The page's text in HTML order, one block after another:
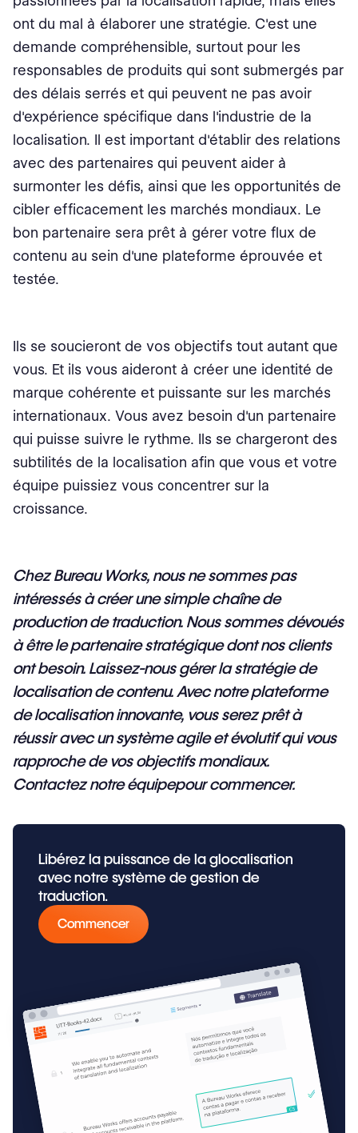
ont du mal à élaborer une stratégie. C'est une
demande compréhensible, surtout pour les
responsables de produits qui sont submergés par
des délais serrés et qui peuvent ne pas avoir
d'expérience spécifique dans l'industrie de la
localisation. Il est important d'établir des relations
avec des partenaires qui peuvent aider à
surmonter les défis, ainsi que les opportunités de
cibler efficacement les marchés mondiaux. Le
bon partenaire sera prêt à gérer votre flux de
contenu au sein d'une plateforme éprouvée et
testée.
Ils se soucieront de vos objectifs tout autant que
vous. Et ils vous aideront à créer une identité de
marque cohérente et puissante sur les marchés
internationaux. Vous avez besoin d'un partenaire
qui puisse suivre le rythme. Ils se chargeront des
subtilités de la localisation afin que vous et votre
équipe puissiez vous concentrer sur la
croissance.
ChezBureau Works, nous ne sommes pas
intéressés à créer une simple chaîne de
production de traduction. Nous sommes dévoués
à être le partenaire stratégique dont nos clients
ont besoin. Laissez-nous gérer la stratégie de
localisation de contenu. Avec notre plateforme
de localisation innovante, vous serez prêt à
réussir avec un système agile et évolutif qui vous
rapproche de vos objectifs mondiaux.
Contactez notre équipepour commencer.
Libérez la puissance de la glocalisation
avec notre système de gestion de
traduction.
Commencer